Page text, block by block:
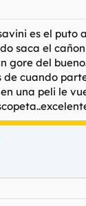
es el puto
saca el
gore del
de cuando
una peli le